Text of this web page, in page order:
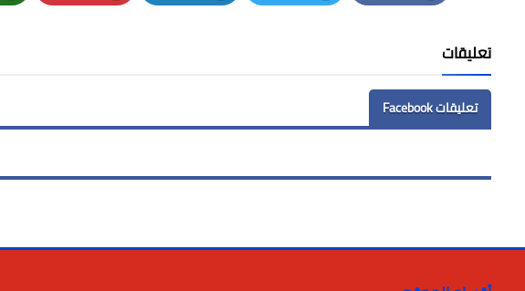
Facebook
Twitter
LinkedIn
Pinterest
تعليقات
تعليقات Facebook